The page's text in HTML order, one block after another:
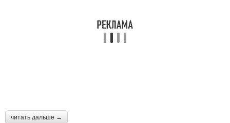
читать дальше →